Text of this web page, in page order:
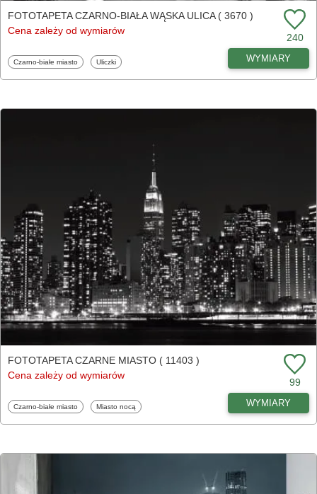
FOTOTAPETA CZARNO-BIAŁA WĄSKA ULICA ( 3670 )
Cena zależy od wymiarów
240
Fototapety
Czarno-białe miasto Fototapety
Uliczki WYMIARY
FOTOTAPETA CZARNE MIASTO ( 11403 )
Cena zależy od wymiarów
99
Fototapety
Czarno-białe miasto Fototapety
Miasto nocą WYMIARY